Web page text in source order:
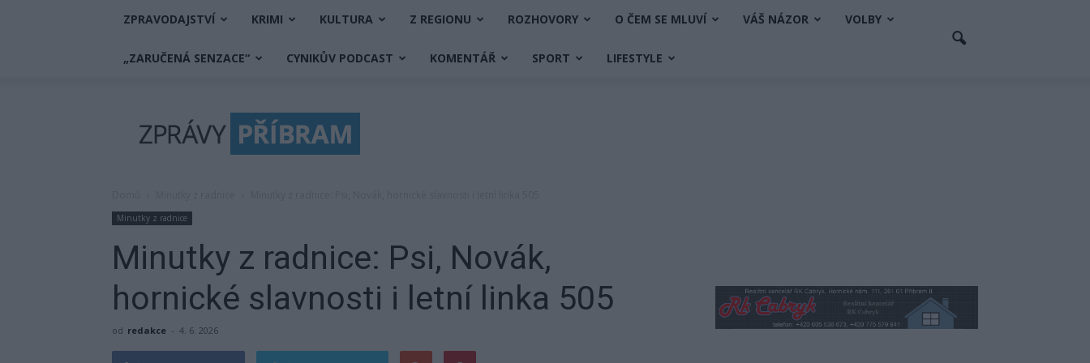
ZPRAVODAJSTVÍ KRIMI KULTURA Z REGIONU ROZHOVORY O ČEM SE MLUVÍ VÁŠ NÁZOR VOLBY
„ZARUČENÁ SENZACE“ CYNIKŮV PODCAST KOMENTÁŘ SPORT LIFESTYLE
Příbram
Minutky z radnice
Minutky z radnice: Psi, Novák,
hornické slavnosti i letní linka 505
od redakce - 4. 6. 2026